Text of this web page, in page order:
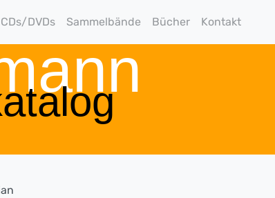
CDs/DVDs Sammelbände Bücher Kontakt